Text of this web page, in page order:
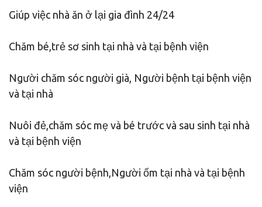
Giúp việc nhà ăn ở lại gia đình 24/24
Chăm bé,trẻ sơ sinh tại nhà và tại bệnh viện
Người chăm sóc người già, Người bệnh tại bệnh viện
và tại nhà
Nuôi đẻ,chăm sóc mẹ và bé trước và sau sinh tại nhà
và tại bệnh viện
Chăm sóc người bệnh,Người ốm tại nhà và tại bệnh
viện